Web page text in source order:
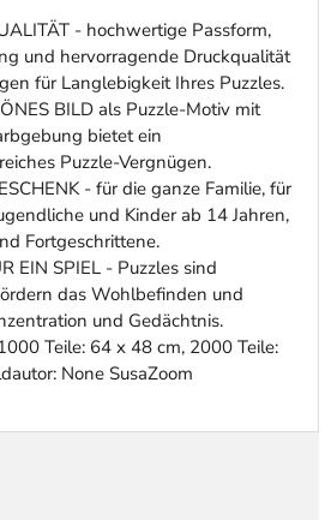
- hochwertige Passform,
und hervorragende Druckqualität
für Langlebigkeit Ihres Puzzles.
BILD als Puzzle-Motiv mit
bietet ein
Puzzle-Vergnügen.
- für die ganze Familie, für
und Kinder ab 14 Jahren,
Fortgeschrittene.
EIN SPIEL - Puzzles sind
das Wohlbefinden und
und Gedächtnis.
Teile: 64 x 48 cm, 2000 Teile:
None SusaZoom